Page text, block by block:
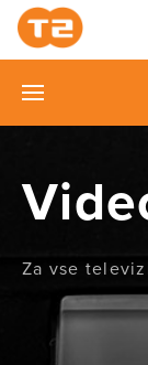
Za vse